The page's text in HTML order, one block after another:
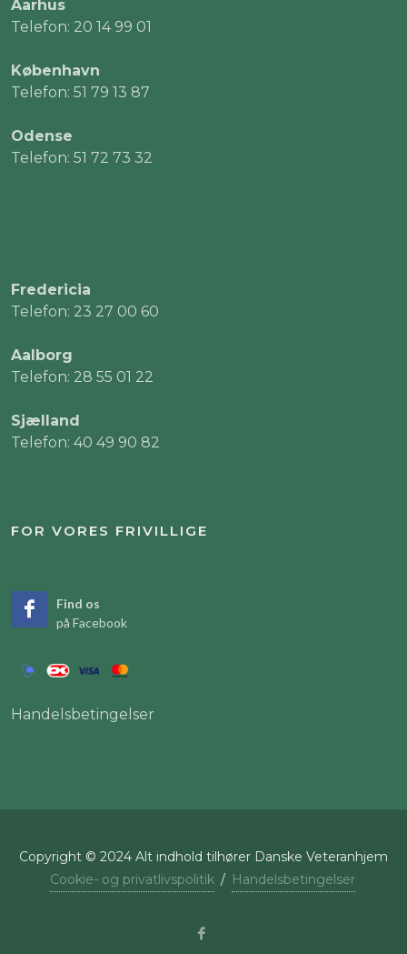
Aarhus
Telefon: 20 14 99 01
København
Telefon: 51 79 13 87
Odense
Telefon: 51 72 73 32
Fredericia
Telefon: 23 27 00 60
Aalborg
Telefon: 28 55 01 22
Sjælland
Telefon: 40 49 90 82
FOR VORES FRIVILLIGE
Find os
på Facebook
Handelsbetingelser
Copyright © 2024 Alt indhold tilhører Danske Veteranhjem
Cookie- og privatlivspolitik / Handelsbetingelser